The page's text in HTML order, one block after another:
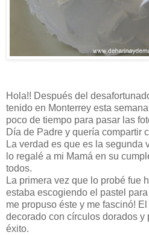
Hola!! Después del
tenido en Monterrey esta
poco de tiempo para pasar las
Día de Padre y quería compartir
La verdad es que es la segunda
lo regalé a mi Mamá en su
todos.
La primera vez que lo probé fue
estaba escogiendo el pastel
me propuso éste y me fascinó!
decorado con círculos dorados y
éxito.